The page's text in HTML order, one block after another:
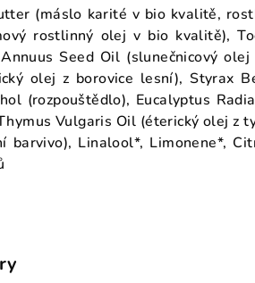
(máslo karité v bio kvalitě,
rostlinný olej v bio kvalitě),
Seed Oil (slunečnicový
olej z borovice lesní), Styrax
(rozpouštědlo), Eucalyptus
Vulgaris Oil (éterický olej z
barvivo), Linalool*, Limonene*,